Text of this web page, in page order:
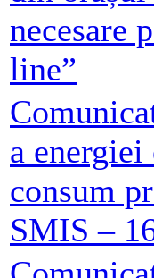
necesare
line”
a
consum
SMIS –